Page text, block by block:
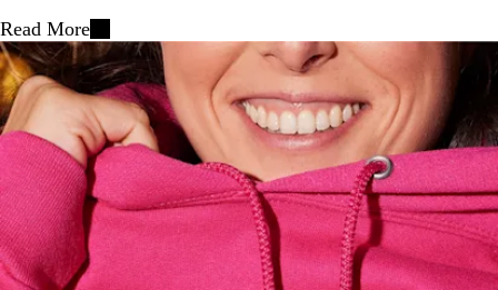
Read More